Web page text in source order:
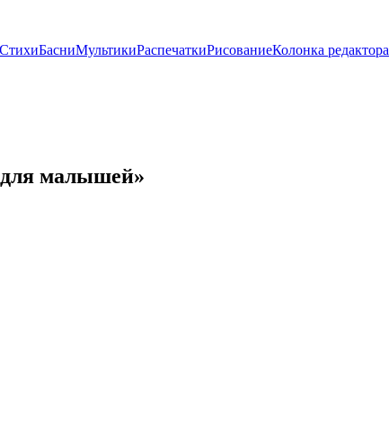
СтихиБасниМультикиРаспечаткиРисованиеКолонка редактора
малышей»